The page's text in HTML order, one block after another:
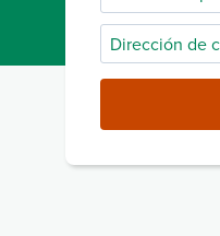
de
pila
Dirección
de
electrónico